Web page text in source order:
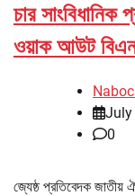
চার সাংবিধানিক
ওয়াক আউট
July
0
জ্যেষ্ঠ প্রতিবেদক জাতীয়